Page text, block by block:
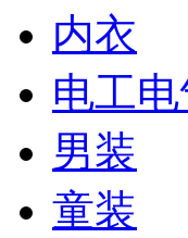
内衣
电工
男装
童装